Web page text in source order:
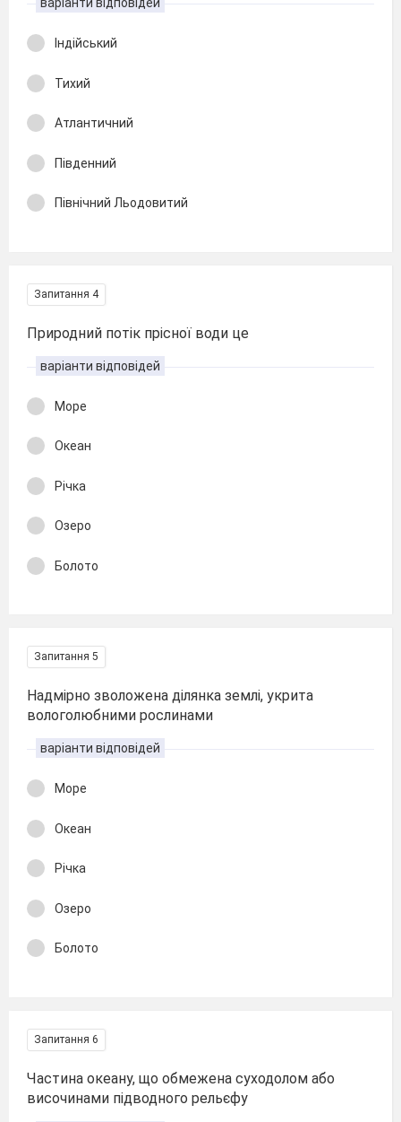
Індійський
Тихий
Атлантичний
Південний
Північний Льодовитий
Запитання 4
Природний потік прісної води це
варіанти відповідей
Море
Океан
Річка
Озеро
Болото
Запитання 5
Надмірно зволожена ділянка землі, укрита
вологолюбними рослинами
варіанти відповідей
Море
Океан
Річка
Озеро
Болото
Запитання 6
Частина океану, що обмежена суходолом або
височинами підводного рельєфу